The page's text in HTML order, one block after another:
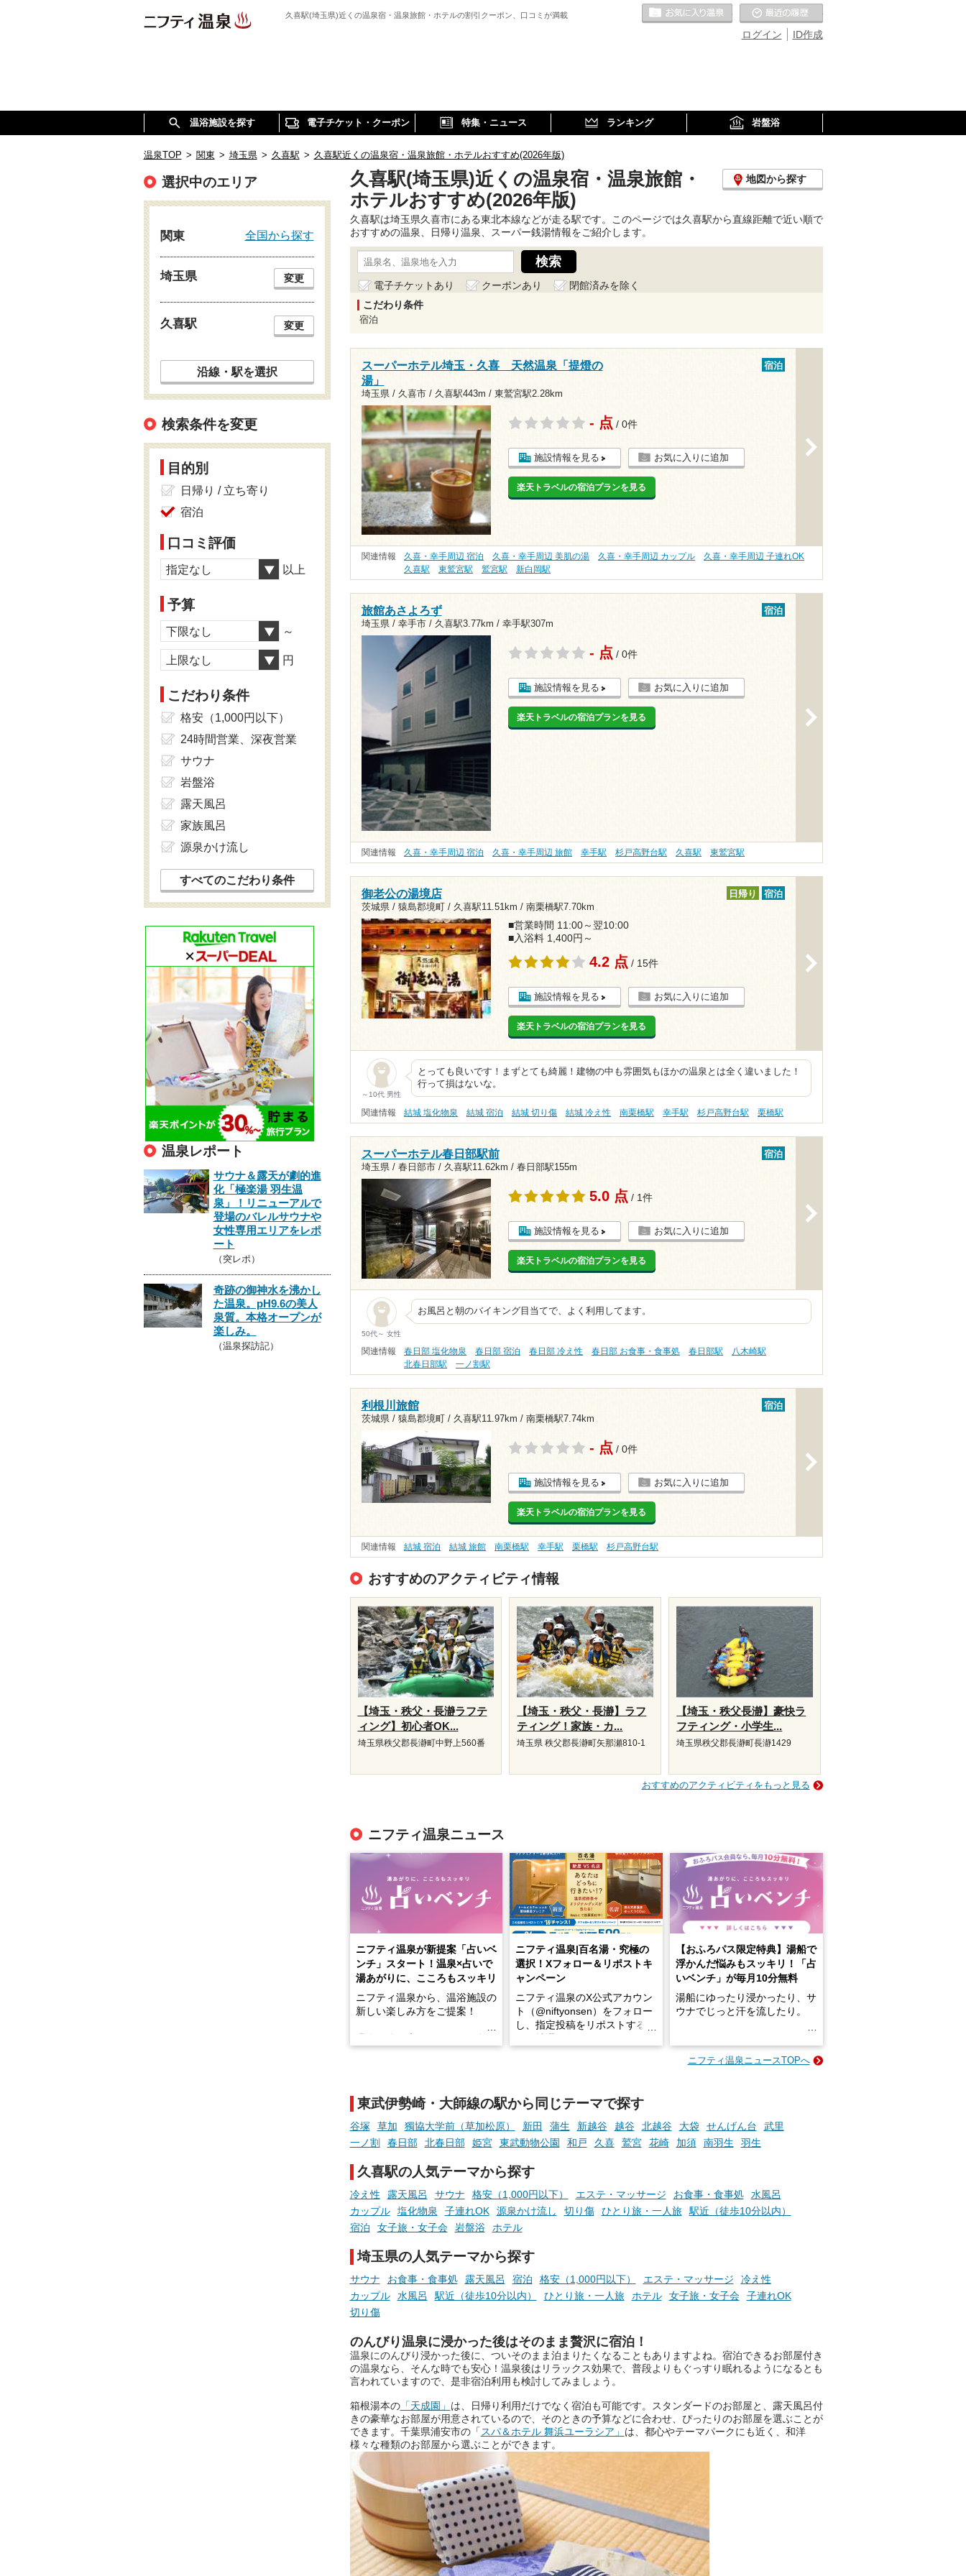
久喜駅(埼玉県)近くの温泉宿・温泉旅館・ホテルの割引クーポン、口コミが満載
ID作成
ログイン
お気に入りの温泉
温浴施設を探す 電子チケット・クーポン 特集・ニュース ランキング 岩盤浴
温泉TOP > 関東 > 埼玉県 > 久喜駅 > 久喜駅近くの温泉宿・温泉旅館・ホテルおすすめ(2026年版)
久喜駅(埼玉県)近くの温泉宿・温泉旅館・
ホテルおすすめ(2026年版)
地図から探す
久喜駅は埼玉県久喜市にある東北本線などが走る駅です。このページでは久喜駅から直線距離で近い順で
おすすめの温泉、日帰り温泉、スーパー銭湯情報をご紹介します。
電子チケットあり クーポンあり
閉館済みを除く
こだわり条件
宿泊
スーパーホテル埼玉・久喜 天然温泉「提燈の
湯」
埼玉県 / 久喜市 / 久喜駅443m / 東鷲宮駅2.28km
宿泊
- 点 / 0件
施設情報を見る お気に入りに追加
楽天トラベルの宿泊プランを見る
関連情報 久喜・幸手周辺 宿泊 久喜・幸手周辺 美肌の湯 久喜・幸手周辺 カップル
久喜・幸手周辺 子連れOK
久喜駅
東鷲宮駅 鷲宮駅 新白岡駅
旅館あさよろず
埼玉県 / 幸手市 / 久喜駅3.77km / 幸手駅307m
宿泊
- 点 / 0件
施設情報を見る お気に入りに追加
楽天トラベルの宿泊プランを見る
関連情報 久喜・幸手周辺 宿泊 久喜・幸手周辺 旅館 幸手駅 杉戸高野台駅 久喜駅 東鷲宮駅
御老公の湯境店
茨城県 / 猿島郡境町 / 久喜駅11.51km / 南栗橋駅7.70km
日帰り 宿泊
■営業時間 11:00～翌10:00
■入浴料 1,400円～
4.2 点 / 15件
施設情報を見る お気に入りに追加
楽天トラベルの宿泊プランを見る
～10代 男性
とっても良いです！まずとても綺麗！建物の中も雰囲気もほかの温泉とは全く違いました！
行って損はないな。
関連情報 結城 塩化物泉 結城 宿泊 結城 切り傷 結城 冷え性 南栗橋駅 幸手駅 杉戸高野台駅 栗橋駅
スーパーホテル春日部駅前
埼玉県 / 春日部市 / 久喜駅11.62km / 春日部駅155m
宿泊
5.0 点 / 1件
施設情報を見る お気に入りに追加
楽天トラベルの宿泊プランを見る
50代～ 女性
お風呂と朝のバイキング目当てで、よく利用してます。
関連情報 春日部 塩化物泉 春日部 宿泊 春日部 冷え性 春日部 お食事・食事処 春日部駅
八木崎駅
北春日部駅
一ノ割駅
利根川旅館
茨城県 / 猿島郡境町 / 久喜駅11.97km / 南栗橋駅7.74km
宿泊
- 点 / 0件
施設情報を見る お気に入りに追加
楽天トラベルの宿泊プランを見る
関連情報 結城 宿泊 結城 旅館 南栗橋駅 幸手駅 栗橋駅 杉戸高野台駅
おすすめのアクティビティ情報
【埼玉・秩父・長瀞ラフテ
ィング】初心者OK...
埼玉県秩父郡長瀞町中野上560番
【埼玉・秩父・長瀞】ラフ
ティング！家族・カ...
埼玉県 秩父郡長瀞町矢那瀬810-1
【埼玉・秩父長瀞】豪快ラ
フティング・小学生...
埼玉県秩父郡長瀞町長瀞1429
おすすめのアクティビティをもっと見る
ニフティ温泉ニュース
ニフティ温泉が新提案「占いベ
ンチ」スタート！温泉×占いで
湯あがりに、こころもスッキリ
ニフティ温泉から、温浴施設の
新しい楽しみ方をご提案！
手相やタロットなど気軽に楽し
める占いで、“ととのう”おふろ
時間を、もっと特別に。
ニフティ温泉|百名湯・究極の
選択！Xフォロー＆リポストキ
ャンペーン
ニフティ温泉のX公式アカウン
ト（@niftyonsen）をフォロー
し、指定投稿をリポストする
【おふろパス限定特典】湯船で
浮かんだ悩みもスッキリ！「占
いベンチ」が毎月10分無料
湯船にゆったり浸かったり、サ
ウナでじっと汗を流したり。
そんな「一人でぼんやり過ごす
でくることはありませんか？
らこそ向き合える、大切な自分
の本音。
とができるサービスです。
おふろパス会員様なら、この特
別なひとときを「毎月10分無
料」でご利用いただけます。
ぐしてみませんか？
ニフティ温泉ニュースTOPへ
東武伊勢崎・大師線の駅から同じテーマで探す
谷塚 草加 獨協大学前（草加松原） 新田 蒲生 新越谷 越谷 北越谷 大袋 せんげん台
武里
一ノ割
春日部 北春日部 姫宮 東武動物公園 和戸 久喜 鷲宮 花崎 加須 南羽生 羽生
久喜駅の人気テーマから探す
冷え性 露天風呂 サウナ 格安（1,000円以下） エステ・マッサージ お食事・食事処
水風呂
カップル
塩化物泉 子連れOK 源泉かけ流し 切り傷 ひとり旅・一人旅
駅近（徒歩10分以内）
宿泊
女子旅・女子会 岩盤浴 ホテル
埼玉県の人気テーマから探す
サウナ お食事・食事処 露天風呂 宿泊 格安（1,000円以下） エステ・マッサージ
冷え性
カップル
水風呂 駅近（徒歩10分以内） ひとり旅・一人旅 ホテル 女子旅・女子会
子連れOK
切り傷
のんびり温泉に浸かった後はそのまま贅沢に宿泊！
温泉にのんびり浸かった後に、ついそのまま泊まりたくなることもありますよね。宿泊できるお部屋付き
の温泉なら、そんな時でも安心！温泉後はリラックス効果で、普段よりもぐっすり眠れるようになるとも
言われていますので、是非宿泊利用も検討してみましょう。
箱根湯本の「天成園」 は、日帰り利用だけでなく宿泊も可能です。スタンダードのお部屋と、露天風呂付
きの豪華なお部屋が用意されているので、そのときの予算などに合わせ、ぴったりのお部屋を選ぶことが
できます。千葉県浦安市の「スパ＆ホテル 舞浜ユーラシア」 は、都心やテーマパークにも近く、和洋
様々な種類のお部屋から選ぶことができます。
選択中のエリア
関東 全国から探す
埼玉県 変更
久喜駅 変更
沿線・駅を選択
検索条件を変更
目的別
日帰り / 立ち寄り
宿泊
口コミ評価
指定なし 以上
予算
下限なし ～
上限なし 円
こだわり条件
格安（1,000円以下）
24時間営業、深夜営業
サウナ
岩盤浴
露天風呂
家族風呂
源泉かけ流し
すべてのこだわり条件
温泉レポート
サウナ＆露天が劇的進
化「極楽湯 羽生温
泉」！リニューアルで
登場のバレルサウナや
女性専用エリアをレポ
ート
（突レポ）
奇跡の御神水を沸かし
た温泉。pH9.6の美人
泉質。本格オープンが
楽しみ。
（温泉探訪記）